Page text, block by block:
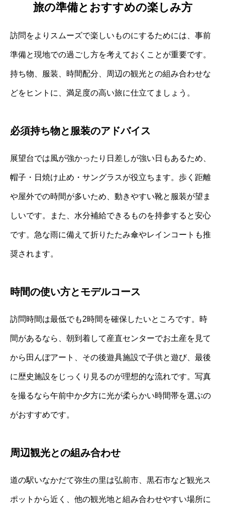
旅の準備とおすすめの楽しみ方
訪問をよりスムーズで楽しいものにするためには、事前
準備と現地での過ごし方を考えておくことが重要です。
持ち物、服装、時間配分、周辺の観光との組み合わせな
どをヒントに、満足度の高い旅に仕立てましょう。
必須持ち物と服装のアドバイス
展望台では風が強かったり日差しが強い日もあるため、
帽子・日焼け止め・サングラスが役立ちます。歩く距離
や屋外での時間が多いため、動きやすい靴と服装が望ま
しいです。また、水分補給できるものを持参すると安心
です。急な雨に備えて折りたたみ傘やレインコートも推
奨されます。
時間の使い方とモデルコース
訪問時間は最低でも2時間を確保したいところです。時
間があるなら、朝到着して産直センターでお土産を見て
から田んぼアート、その後遊具施設で子供と遊び、最後
に歴史施設をじっくり見るのが理想的な流れです。写真
を撮るなら午前中か夕方に光が柔らかい時間帯を選ぶの
がおすすめです。
周辺観光との組み合わせ
道の駅いなかだて弥生の里は弘前市、黒石市など観光ス
ポットから近く、他の観光地と組み合わせやすい場所に